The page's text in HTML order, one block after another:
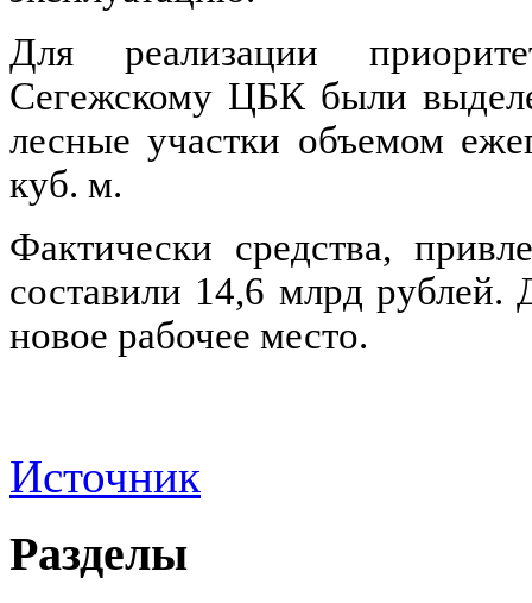
Для реализации
Сегежскому ЦБК были
лесные участки объемом
куб. м.
Фактически средства,
составили 14,6 млрд рублей.
новое рабочее место.
Источник
Разделы